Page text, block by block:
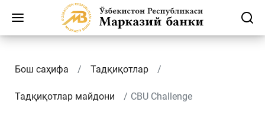
Бош саҳифа Тадқиқотлар
Тадқиқотлар майдони CBU Challenge